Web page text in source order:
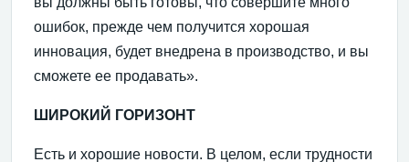
ошибок, прежде чем получится хорошая
инновация, будет внедрена в производство, и вы
сможете ее продавать».
ШИРОКИЙ ГОРИЗОНТ
Есть и хорошие новости. В целом, если трудности